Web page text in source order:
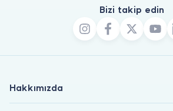
Bizi takip edin
Hakkımızda